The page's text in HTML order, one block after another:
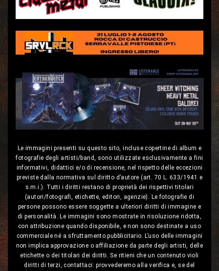
Le immagini presenti su questo sito, incluse copertine di album e
fotografie degli artisti/band, sono utilizzate esclusivamente a fini
informativi, didattici e/o di recensione, nel rispetto delle eccezioni
previste dalla normativa sul diritto d’autore (art. 70 L. 633/1941 e
s.m.i.). Tutti i diritti restano di proprietà dei rispettivi titolari
(autori/fotografi, etichette, editori, agenzie). Le fotografie di
persone possono essere soggette a ulteriori diritti di immagine e
di personalità. Le immagini sono mostrate in risoluzione ridotta,
con attribuzione quando disponibile, e non sono destinate a uso
commerciale né a sfruttamento pubblicitario. L’uso delle immagini
non implica approvazione o affiliazione da parte degli artisti, delle
etichette o dei titolari dei diritti. Se ritieni che un contenuto violi
diritti di terzi, contattaci: provvederemo alla verifica e, se del